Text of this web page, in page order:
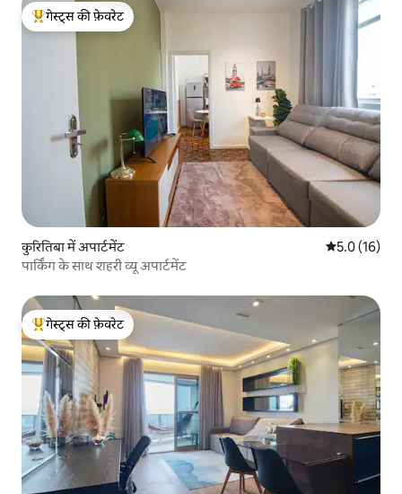
गेस्ट्स का टॉप फ़ेवरेट
गेस्ट्स की फ़ेवरेट
कुरितिबा में अपार्टमेंट औसत रेटिंग 5
5.0 (16)
पार्किंग के साथ शहरी व्यू अपार्टमेंट
गेस्ट्स का टॉप फ़ेवरेट
गेस्ट्स की फ़ेवरेट